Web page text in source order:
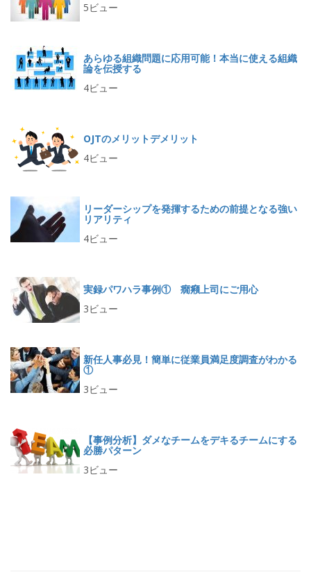
5ビュー
あらゆる組織問題に応用可能！本当に使える組織
論を伝授する
4ビュー
OJTのメリットデメリット
4ビュー
リーダーシップを発揮するための前提となる強い
リアリティ
4ビュー
実録パワハラ事例① 癇癪上司にご用心
3ビュー
新任人事必見！簡単に従業員満足度調査がわかる
①
3ビュー
【事例分析】ダメなチームをデキるチームにする
必勝パターン
3ビュー